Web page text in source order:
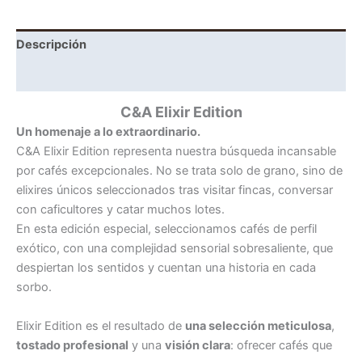
Descripción
C&A Elixir Edition
Un homenaje a lo extraordinario.
C&A Elixir Edition representa nuestra búsqueda incansable
por cafés excepcionales. No se trata solo de grano, sino de
elixires únicos seleccionados tras visitar fincas, conversar
con caficultores y catar muchos lotes.
En esta edición especial, seleccionamos cafés de perfil
exótico, con una complejidad sensorial sobresaliente, que
despiertan los sentidos y cuentan una historia en cada
sorbo.
Elixir Edition es el resultado de una selección meticulosa,
tostado profesional y una visión clara: ofrecer cafés que